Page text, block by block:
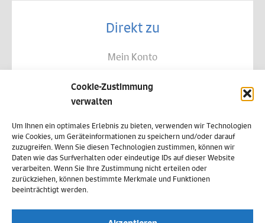
Cookie-Zustimmung
verwalten
Um Ihnen ein optimales Erlebnis zu bieten, verwenden wir Technologien
wie Cookies, um Geräteinformationen zu speichern und/oder darauf
zuzugreifen. Wenn Sie diesen Technologien zustimmen, können wir
Daten wie das Surfverhalten oder eindeutige IDs auf dieser Website
verarbeiten. Wenn Sie Ihre Zustimmung nicht erteilen oder
zurückziehen, können bestimmte Merkmale und Funktionen
beeinträchtigt werden.
Direkt zu
Mein Konto
Allgemeine Geschäftsbedingungen
Datenschutz
Widerruf
Zahlungsweisen
Versand & Lieferung